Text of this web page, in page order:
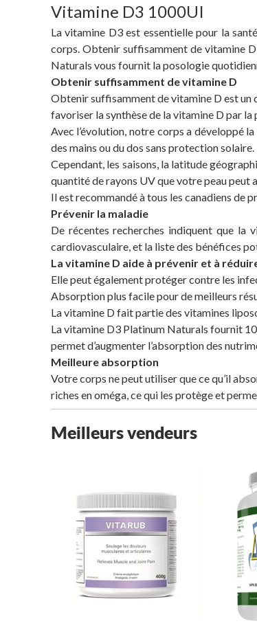
Vitamine D3 1000UI
La vitamine D3 est essentielle pour la
corps. Obtenir suffisamment de vitamine
Naturals vous fournit la posologie
Obtenir suffisamment de vitamine D
Obtenir suffisamment de vitamine D est un
favoriser la synthèse de la vitamine D par la
Avec l’évolution, notre corps a développé
des mains ou du dos sans protection solaire.
Cependant, les saisons, la latitude
quantité de rayons UV que votre peau peut
Il est recommandé à tous les canadiens de
Prévenir la maladie
De récentes recherches indiquent que la
cardiovasculaire, et la liste des bénéfices
La vitamine D aide à prévenir et à
Elle peut également protéger contre les
Absorption plus facile pour de meilleurs
La vitamine D fait partie des vitamines
La vitamine D3 Platinum Naturals fournit
permet d’augmenter l’absorption des
Meilleure absorption
Votre corps ne peut utiliser que ce qu’il
riches en oméga, ce qui les protège et
Meilleurs vendeurs